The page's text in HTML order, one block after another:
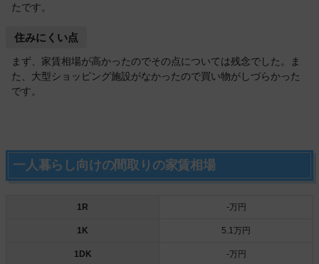
たです。
住みにくい点
まず、家賃相場が高かったのでその点については残念でした。ま
た、大型ショッピング施設がなかったので買い物がしづらかった
です。
一人暮らし向けの間取りの家賃相場
1R -万円
1K 5.1万円
1DK -万円